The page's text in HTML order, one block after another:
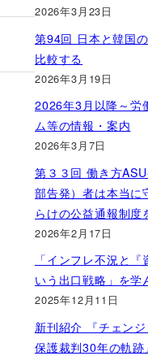
2026年3月23日
第94回 日本と韓国
比較する
2026年3月19日
2026年3月以降～労
ム等の情報・案内
2026年3月7日
第３３回 働き方
部告発）者は本当
らけの公益通報制度
2026年2月17日
「インフレ不況と
いう出口戦略」を学
2025年12月11日
新刊紹介 『チェン
保護裁判30年の軌